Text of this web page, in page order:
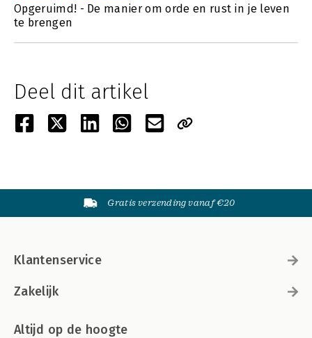
Opgeruimd! - De manier om orde en rust in je leven
te brengen
Deel dit artikel
Gratis verzending vanaf €20
Klantenservice
Zakelijk
Altijd op de hoogte